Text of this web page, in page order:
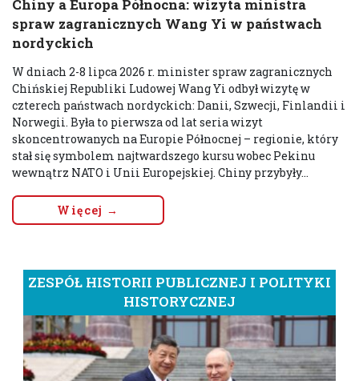
Chiny a Europa Północna: wizyta ministra
spraw zagranicznych Wang Yi w państwach
nordyckich
W dniach 2-8 lipca 2026 r. minister spraw zagranicznych
Chińskiej Republiki Ludowej Wang Yi odbył wizytę w
czterech państwach nordyckich: Danii, Szwecji, Finlandii i
Norwegii. Była to pierwsza od lat seria wizyt
skoncentrowanych na Europie Północnej – regionie, który
stał się symbolem najtwardszego kursu wobec Pekinu
wewnątrz NATO i Unii Europejskiej. Chiny przybyły...
Więcej →
ZESPÓŁ HISTORII PUBLICZNEJ I POLITYKI
HISTORYCZNEJ